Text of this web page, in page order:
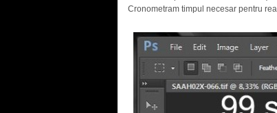
Cronometram timpul necesar pentru